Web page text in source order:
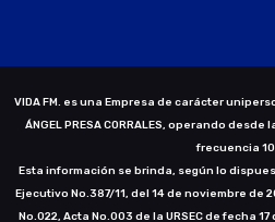
VIDA FM. es una Empresa de carácter
ÁNGEL PRESA CORRALES, operando
frecuencia
Esta información se brinda, según lo
Ejecutivo No.387/11, del 14 de noviembre de
No.022, Acta No.003 de la URSEC de fecha